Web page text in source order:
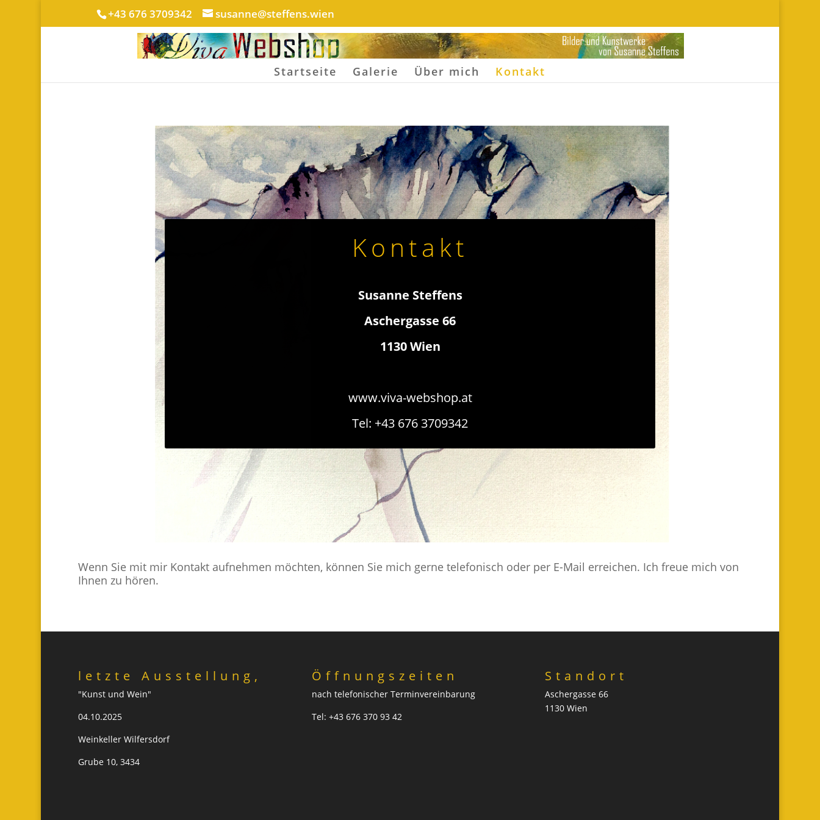
+43 676 3709342 susanne@steffens.wien
Startseite Galerie Über mich Kontakt
Kontakt
Susanne Steffens
Aschergasse 66
1130 Wien
www.viva-webshop.at
Tel: +43 676 3709342
Wenn Sie mit mir Kontakt aufnehmen möchten, können Sie mich gerne telefonisch oder per E-Mail erreichen. Ich freue mich von
Ihnen zu hören.
letzte Ausstellung,
"Kunst und Wein"
04.10.2025
Weinkeller Wilfersdorf
Grube 10, 3434
Öffnungszeiten
nach telefonischer Terminvereinbarung
Tel: +43 676 370 93 42
Standort
Aschergasse 66
1130 Wien